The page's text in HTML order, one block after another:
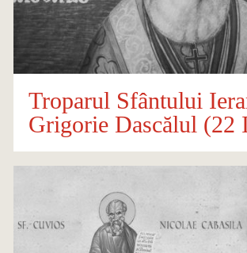
Troparul Sfântului
Grigorie Dascălul (22